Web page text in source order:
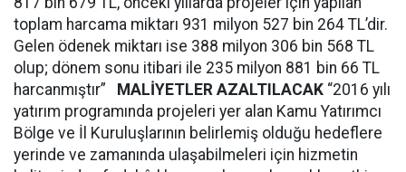
toplam harcama miktarı 931 milyon 527 bin 264 TL’dir.
Gelen ödenek miktarı ise 388 milyon 306 bin 568 TL
olup; dönem sonu itibari ile 235 milyon 881 bin 66 TL
harcanmıştır”
MALİYETLER AZALTILACAK “2016 yılı
yatırım programında projeleri yer alan Kamu Yatırımcı
Bölge ve İl Kuruluşlarının belirlemiş olduğu hedeflere
yerinde ve zamanında ulaşabilmeleri için hizmetin